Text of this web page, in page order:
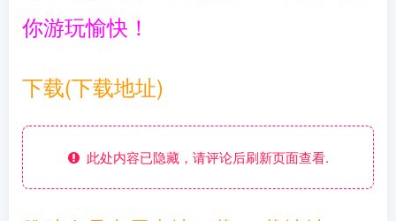
你游玩愉快！
下载(下载地址)
此处内容已隐藏，请评论后刷新页面查看.